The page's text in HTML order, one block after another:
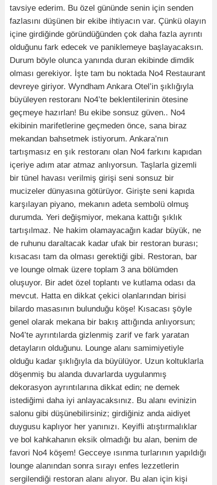
tavsiye ederim. Bu özel gününde senin için senden
fazlasını düşünen bir ekibe ihtiyacın var. Çünkü olayın
içine girdiğinde göründüğünden çok daha fazla ayrıntı
olduğunu fark edecek ve paniklemeye başlayacaksın.
Durum böyle olunca yanında duran ekibinde dimdik
olması gerekiyor. İşte tam bu noktada No4 Restaurant
devreye giriyor. Wyndham Ankara Otel’in şıklığıyla
büyüleyen restoranı No4’te beklentilerinin ötesine
geçmeye hazırlan! Bu ekibe sonsuz güven.. No4
ekibinin marifetlerine geçmeden önce, sana biraz
mekandan bahsetmek istiyorum. Ankara’nın
tartışmasız en şık restoranı olan No4 farkını kapıdan
içeriye adım atar atmaz anlıyorsun. Taşlarla gizemli
bir tünel havası verilmiş girişi seni sonsuz bir
mucizeler dünyasına götürüyor. Girişte seni kapıda
karşılayan piyano, mekanın adeta sembolü olmuş
durumda. Yeri değişmiyor, mekana kattığı şıklık
tartışılmaz. Ne hakim olamayacağın kadar büyük, ne
de ruhunu daraltacak kadar ufak bir restoran burası;
kısacası tam da olması gerektiği gibi. Restoran, bar
ve lounge olmak üzere toplam 3 ana bölümden
oluşuyor. Bir adet özel toplantı ve kutlama odası da
mevcut. Hatta en dikkat çekici olanlarından birisi
bilardo masasının bulunduğu köşe! Kısacası şöyle
genel olarak mekana bir bakış attığında anlıyorsun;
No4’te ayrıntılarda gizlenmiş zarif ve fark yaratan
detayların olduğunu. Lounge alanı samimiyetiyle
olduğu kadar şıklığıyla da büyülüyor. Uzun koltuklarla
döşenmiş bu alanda duvarlarda uygulanmış
dekorasyon ayrıntılarına dikkat edin; ne demek
istediğimi daha iyi anlayacaksınız. Bu alanı evinizin
salonu gibi düşünebilirsiniz; girdiğiniz anda aidiyet
duygusu kaplıyor her yanınızı. Keyifli atıştırmalıklar
ve bol kahkahanın eksik olmadığı bu alan, benim de
favori No4 köşem! Gecceye ısınma turlarının yapıldığı
lounge alanından sonra sırayı enfes lezzetlerin
sergilendiği restoran alanı alıyor. Bu alan için kişi